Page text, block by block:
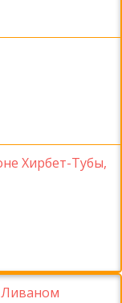
Хирбет-Тубы,
Ливаном